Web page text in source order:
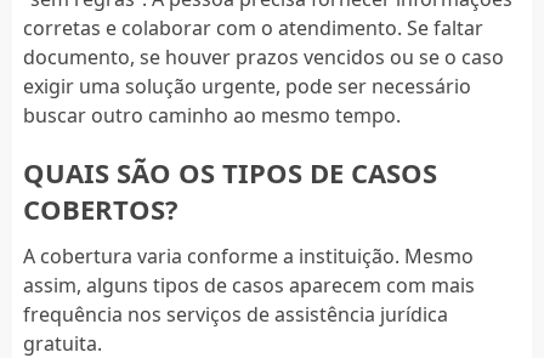
corretas e colaborar com o atendimento. Se faltar
documento, se houver prazos vencidos ou se o caso
exigir uma solução urgente, pode ser necessário
buscar outro caminho ao mesmo tempo.
QUAIS SÃO OS TIPOS DE CASOS
COBERTOS?
A cobertura varia conforme a instituição. Mesmo
assim, alguns tipos de casos aparecem com mais
frequência nos serviços de assistência jurídica
gratuita.